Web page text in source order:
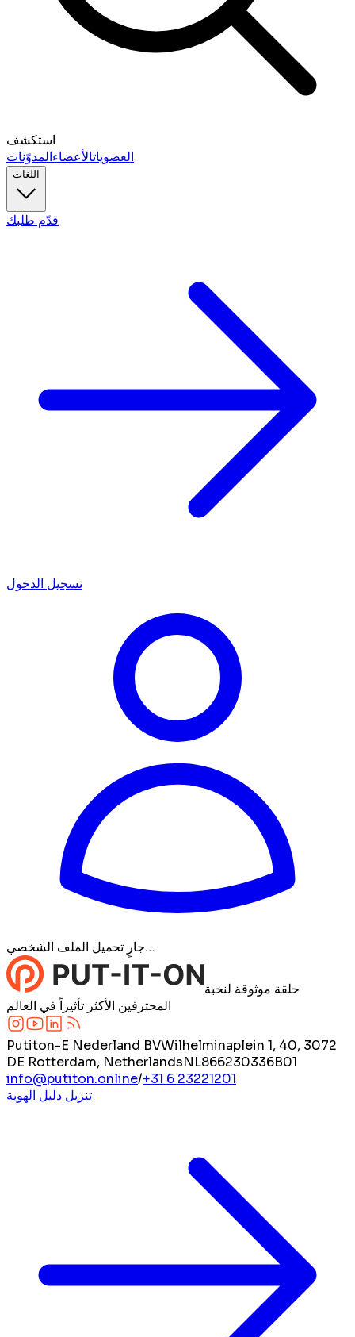
استكشف
العضوياتالأعضاءالمدوّنات
اللغات
قدّم طلبك
تسجيل الدخول
جارٍ تحميل الملف الشخصي…
حلقة موثوقة لنخبة
المحترفين الأكثر تأثيراً في العالم
Putiton-E Nederland BVWilhelminaplein 1, 40, 3072
DE Rotterdam, NetherlandsNL866230336B01
info@putiton.online/+31 6 23221201
تنزيل دليل الهوية